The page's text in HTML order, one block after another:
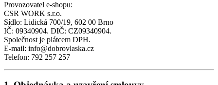
Provozovatel e-shopu:
CSR WORK s.r.o.
Sídlo: Lidická 700/19, 602 00 Brno
IČ: 09340904. DIČ: CZ09340904.
Společnost je plátcem DPH.
E-mail: info@dobrovlaska.cz
Telefon: 792 257 257